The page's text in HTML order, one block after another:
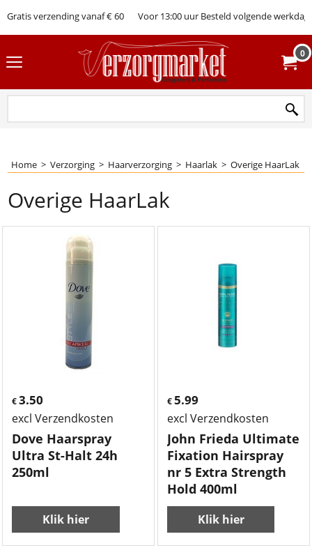
Gratis verzending vanaf € 60 Voor 13:00 uur Besteld volgende werkdag
0
Home > Verzorging > Haarverzorging > Haarlak > Overige HaarLak
Overige HaarLak
€ 3.50
excl Verzendkosten
Dove Haarspray
Ultra St-Halt 24h
250ml
Klik hier
€5.99
excl Verzendkosten
John Frieda Ultimate
Fixation Hairspray
nr 5 Extra Strength
Hold 400ml
Klik hier